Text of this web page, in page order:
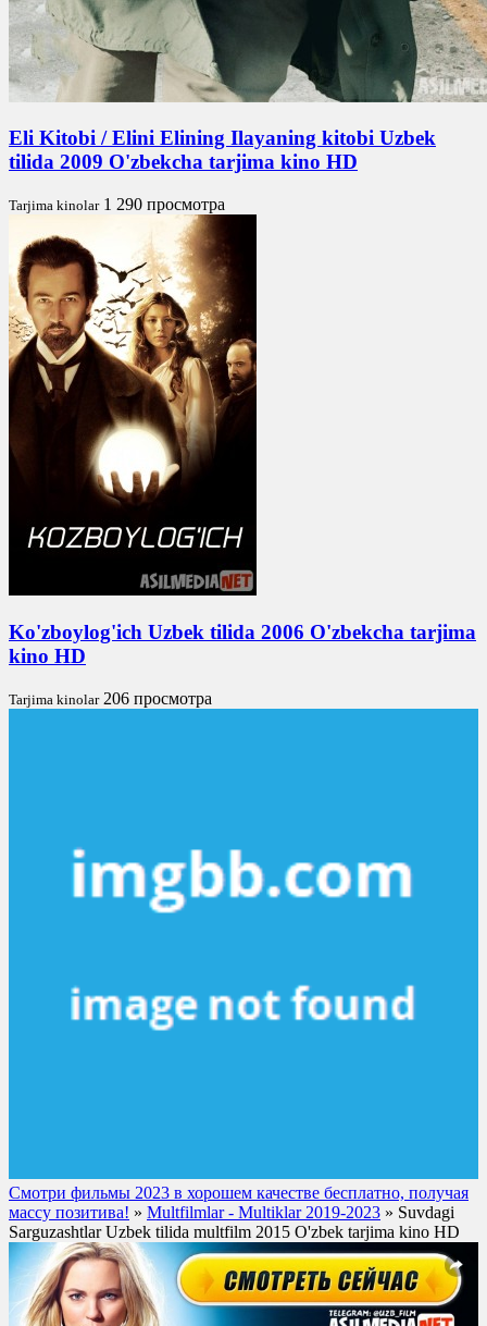
Eli Kitobi / Elini Elining Ilayaning kitobi Uzbek
tilida 2009 O'zbekcha tarjima kino HD
Tarjima kinolar 1 290 просмотра
Ko'zboylog'ich Uzbek tilida 2006 O'zbekcha tarjima
kino HD
Tarjima kinolar 206 просмотра
Смотри фильмы 2023 в хорошем качестве бесплатно, получая
массу позитива! » Multfilmlar - Multiklar 2019-2023 » Suvdagi
Sarguzashtlar Uzbek tilida multfilm 2015 O'zbek tarjima kino HD